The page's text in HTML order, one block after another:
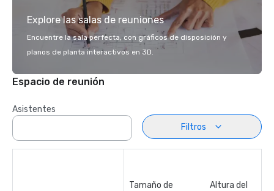
Explore las salas de reuniones
Encuentre la sala perfecta, con gráficos de disposición y
planos de planta interactivos en 3D.
Espacio de reunión
Asistentes
Filtros
Tamaño de
Altura del